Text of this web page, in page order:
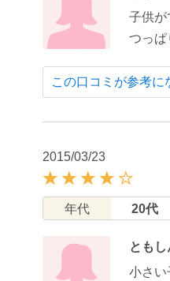
子供が
つっぱ
この口コミが参考に
2015/03/23
年代 20代
とも
小さい